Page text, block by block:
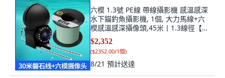
六模 1.3號 PE線 帶線攝影機 感溫感深
水下錨釣魚攝影機, 1個, 大力馬線+六
模感溫感深攝像頭,45米丨1.3線徑【大
力馬】
$2,352
($2352.00/1個)
8/21 預計送達